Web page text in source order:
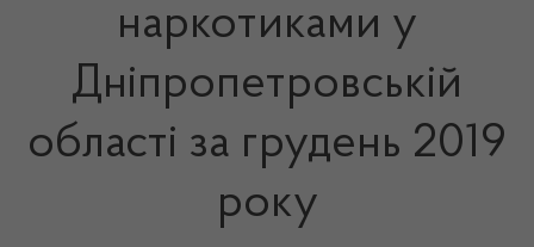
наркотиками у
Дніпропетровській
області за грудень 2019
року